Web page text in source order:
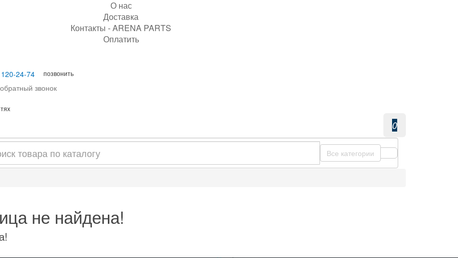
О нас
Доставка
Контакты - ARENA PARTS
Оплатить
24-74 позвонить
звонок
0
Все категории
не найдена!